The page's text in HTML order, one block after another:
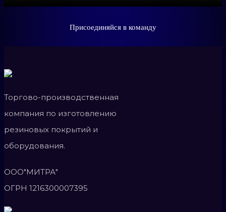
Присоединяйся в команду
Торгово-производственная
компания по изготовлению
резиновых покрытий и
оборудования.
ООО"МИТРА"
ОГРН 1216300007395